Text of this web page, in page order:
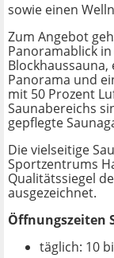
sowie einen
Zum Angebot
Panoramablick
Panorama und
mit 50 Prozent
Saunabereichs
gepflegte
Die vielseitige
Sportzentrums
Qualitätssiegel
ausgezeichnet.
Öffnungszeiten
täglich: 10